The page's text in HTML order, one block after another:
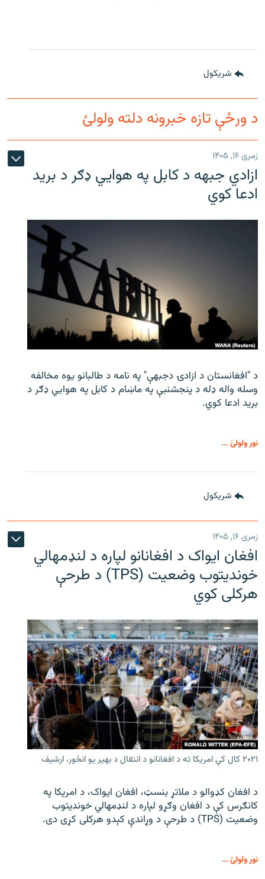
شريکول
د ورځې تازه خبرونه دلته ولولئ
زمری ۱۶, ۱۴۰۵
ازادي جبهه د کابل په هوايي ډګر د برید
ادعا کوي
د "افغانستان د ازادۍ دجبهې" په نامه د طالبانو یوه مخالفه
وسله واله ډله د پنجشنبې په ماښام د کابل په هوايي ډګر د
برید ادعا کوي.
نور ولولئ ...
شريکول
زمری ۱۶, ۱۴۰۵
افغان ایواک د افغانانو لپاره د لنډمهالي
خوندیتوب وضعیت (TPS) د طرحې
هرکلی کوي
۲۰۲۱ کال کې امریکا ته د افغانانو د انتقال د بهیر یو انځور، ارشیف
د افغان کډوالو د ملاتړ بنسټ، افغان ایواک، د امریکا په
کانګرس کې د افغان وګړو لپاره د لنډمهالي خوندیتوب
وضعیت (TPS) د طرحې د وړاندې کېدو هرکلی کړی دی.
نور ولولئ ...